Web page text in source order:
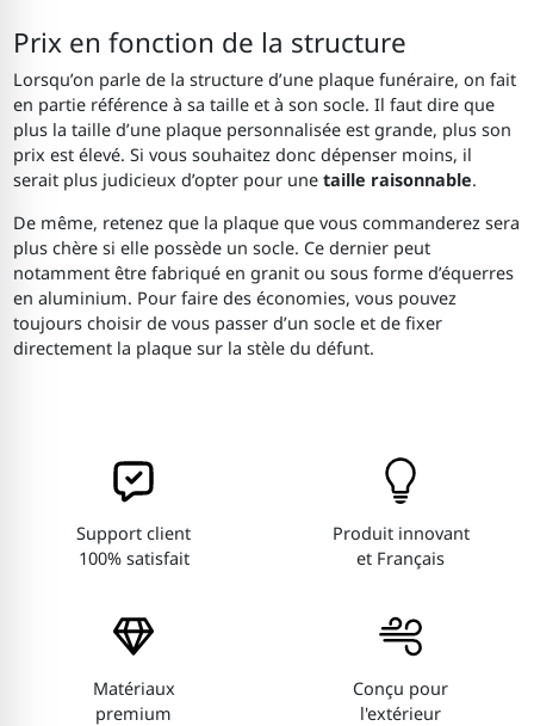
Prix en fonction de la structure
Lorsqu’on parle de la structure d’une plaque funéraire, on fait
en partie référence à sa taille et à son socle. Il faut dire que
plus la taille d’une plaque personnalisée est grande, plus son
prix est élevé. Si vous souhaitez donc dépenser moins, il
serait plus judicieux d’opter pour unetaille raisonnable.
De même, retenez que la plaque que vous commanderez sera
plus chère si elle possède un socle. Ce dernier peut
notamment être fabriqué en granit ou sous forme d’équerres
en aluminium. Pour faire des économies, vous pouvez
toujours choisir de vous passer d’un socle et de fixer
directement la plaque sur la stèle du défunt.
Support client
100% satisfait
Produit innovant
et Français
Matériaux
premium
Conçu pour
l'extérieur